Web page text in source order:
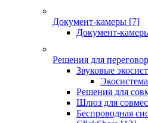
Документ-камеры [7]
Документ-
Решения для
Звуковые
Решения для
Шлюз для
Беспроводная